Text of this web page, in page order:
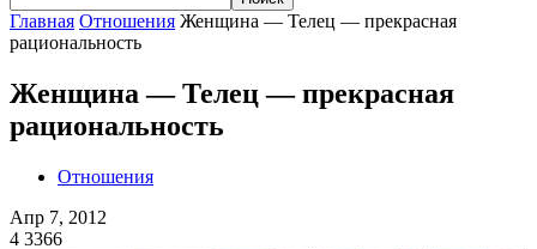
Главная Отношения Женщина — Телец — прекрасная
рациональность
Женщина — Телец — прекрасная
рациональность
Отношения
Апр 7, 2012
4 3366